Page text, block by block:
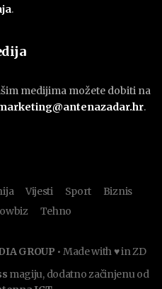
.
medijima možete dobiti na
.
Vijesti Sport
Biznis
Tehno
GROUP • Made with ♥ in ZD
magiju, dodatno začinjenu od